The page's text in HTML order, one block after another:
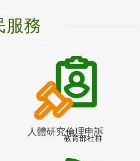
服務
人體研究倫理申訴
教育部社群